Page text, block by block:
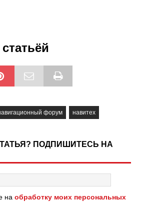
форум навитех
ПОДПИШИТЕСЬ НА
на обработку моих персональных